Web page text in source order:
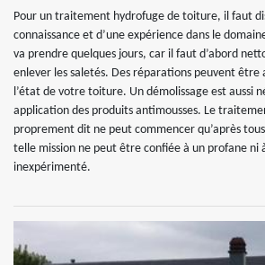
Pour un traitement hydrofuge de toiture, il faut
connaissance et d’une expérience dans le
va prendre quelques jours, car il faut d’abord
enlever les saletés. Des réparations peuvent être
l’état de votre toiture. Un démolissage est aussi
application des produits antimousses. Le
proprement dit ne peut commencer qu’après
telle mission ne peut être confiée à un profane ni
inexpérimenté.